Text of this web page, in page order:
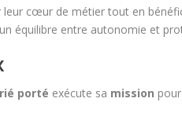
cœur de métier tout en
équilibre entre autonomie et
porté exécute sa mission